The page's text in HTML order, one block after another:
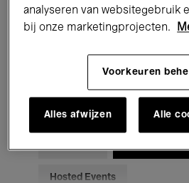
Jazz Klassieke Muziek
Elektronische Muziek
Voor iedereen Kids’
Hosted Events
analyseren van websitegebruik
bij onze marketingprojecten.
Voorkeuren
Alles afwijzen Alle